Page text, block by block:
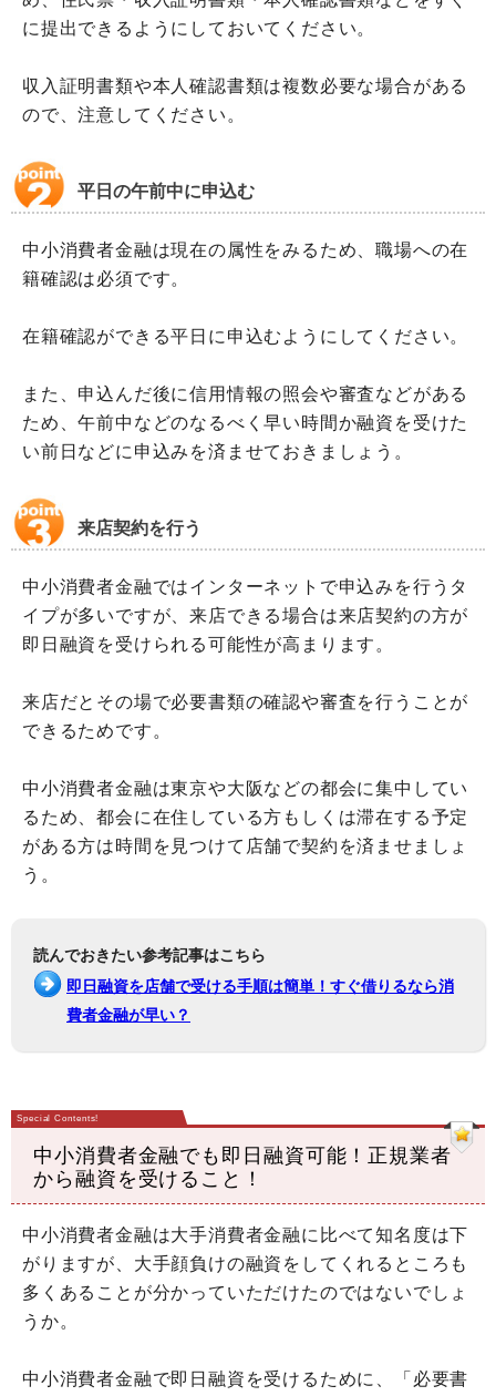
に提出できるようにしておいてください。
収入証明書類や本人確認書類は複数必要な場合がある
ので、注意してください。
平日の午前中に申込む
中小消費者金融は現在の属性をみるため、職場への在
籍確認は必須です。
在籍確認ができる平日に申込むようにしてください。
また、申込んだ後に信用情報の照会や審査などがある
ため、午前中などのなるべく早い時間か融資を受けた
い前日などに申込みを済ませておきましょう。
来店契約を行う
中小消費者金融ではインターネットで申込みを行うタ
イプが多いですが、来店できる場合は来店契約の方が
即日融資を受けられる可能性が高まります。
来店だとその場で必要書類の確認や審査を行うことが
できるためです。
中小消費者金融は東京や大阪などの都会に集中してい
るため、都会に在住している方もしくは滞在する予定
がある方は時間を見つけて店舗で契約を済ませましょ
う。
読んでおきたい参考記事はこちら
即日融資を店舗で受ける手順は簡単！すぐ借りるなら消
費者金融が早い？
中小消費者金融でも即日融資可能！正規業者
から融資を受けること！
中小消費者金融は大手消費者金融に比べて知名度は下
がりますが、大手顔負けの融資をしてくれるところも
多くあることが分かっていただけたのではないでしょ
うか。
中小消費者金融で即日融資を受けるために、「必要書